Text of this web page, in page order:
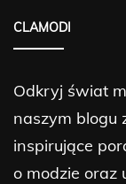
CLAMODI
Odkryj świat
naszym blogu
inspirujące
o modzie oraz